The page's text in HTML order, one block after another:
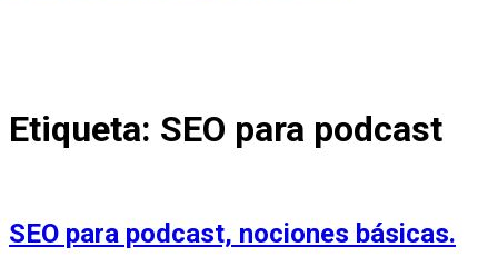
Etiqueta: SEO para podcast
SEO para podcast, nociones básicas.